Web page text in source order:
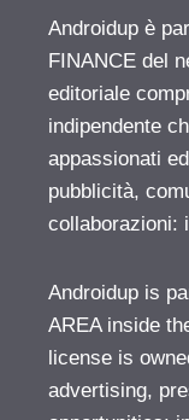
Androidup è
FINANCE del
editoriale
indipendente
appassionati
pubblicità,
collaborazioni:
Androidup is
AREA inside
license is
advertising,